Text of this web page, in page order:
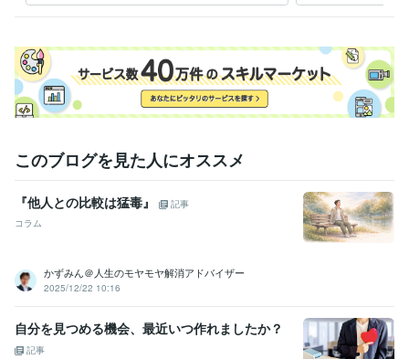
このブログを見た人にオススメ
『他人との比較は猛毒』
記事
コラム
かずみん＠人生のモヤモヤ解消アドバイザー
2025/12/22 10:16
自分を見つめる機会、最近いつ作れましたか？
記事